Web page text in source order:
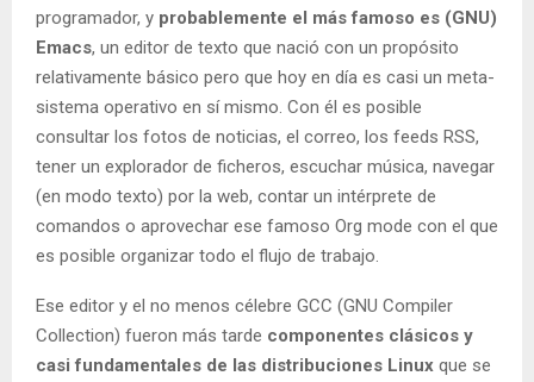
programador, y probablemente el más famoso es (GNU)
Emacs, un editor de texto que nació con un propósito
relativamente básico pero que hoy en día es casi un meta-
sistema operativo en sí mismo. Con él es posible
consultar los fotos de noticias, el correo, los feeds RSS,
tener un explorador de ficheros, escuchar música, navegar
(en modo texto) por la web, contar un intérprete de
comandos o aprovechar ese famoso Org mode con el que
es posible organizar todo el flujo de trabajo.
Ese editor y el no menos célebre GCC (GNU Compiler
Collection) fueron más tarde componentes clásicos y
casi fundamentales de las distribuciones Linux que se